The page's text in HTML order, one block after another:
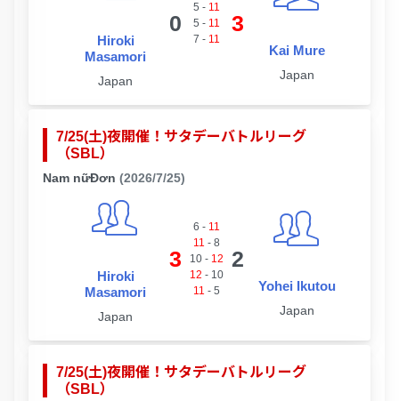
Hiroki
Masamori
Japan
0
5 - 11
5 - 11
7 - 11
3
Kai Mure
Japan
7/25(土)夜開催！サタデーバトルリーグ
（SBL）
Nam nữĐơn (2026/7/25)
Hiroki
Masamori
Japan
3
6 - 11
11 - 8
10- 12
12 - 10
11 - 5
2
Yohei Ikutou
Japan
7/25(土)夜開催！サタデーバトルリーグ
（SBL）